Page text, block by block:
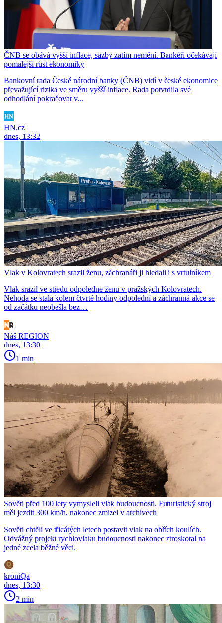
ČNB se obává vyšší inflace, sazby zatím nemění. Bankéři očekávají
pomalejší růst ekonomiky
Bankovní rada České národní banky (ČNB) vidí v české ekonomice
převažující rizika ve směru vyšší inflace. Rada potvrdila své
odhodlání pokračovat v...
HN.cz
dnes, 13:32
Vlak v Kolovratech srazil ženu, záchranáři ji hledali i s vrtulníkem
Vlak srazil ve středu odpoledne ženu v pražských Kolovratech.
Nehoda se stala kolem čtvrté hodiny odpolední a záchranná akce se
od začátku neobešla bez…
Náš REGION
dnes, 13:30
1 min
Sověti před 100 lety vymysleli vlak budoucnosti. Futuristický stroj
měl jezdit 300 km/h, nakonec zmizel v archivech
Sověti chtěli ve třicátých letech postavit vlak na obřích koulích.
Odvážný projekt rychlovlaku budoucnosti nakonec ztroskotal na
jedné zcela běžné věci.
kroniQa
dnes, 13:30
2 min